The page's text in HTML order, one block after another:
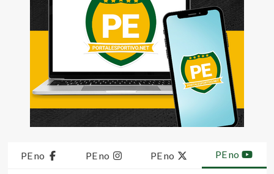
PE no PE no PE no PE no